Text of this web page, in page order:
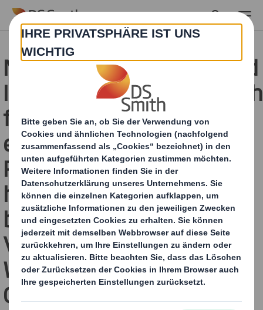
Skip to main content
Noch mehr Flexibilität und
für Kunden – DS Smith
erweitert
Produktportfolio für
hochwertig digital
bedruckte Displays und
Verpackungen aus
Wellpappe am Standort
Glinde bei Hamburg